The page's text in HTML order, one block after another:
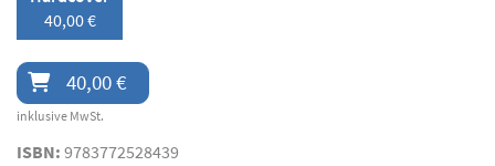
40,00 €
40,00 €
inklusive MwSt.
ISBN: 9783772528439